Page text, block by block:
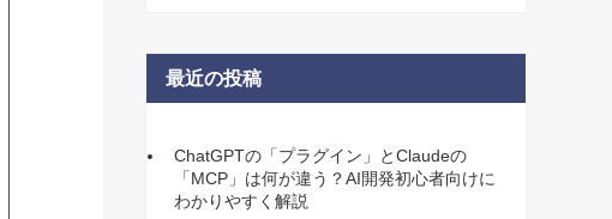
最近の投稿
ChatGPTの「プラグイン」とClaudeの
「MCP」は何が違う？AI開発初心者向けに
わかりやすく解説